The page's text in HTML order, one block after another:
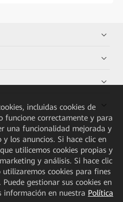
incluidas cookies de
funcione correctamente y para
una funcionalidad mejorada y
los anuncios. Si hace clic en
utilicemos cookies propias y
y análisis. Si hace clic
cookies para fines
gestionar sus cookies en
información en nuestra Política